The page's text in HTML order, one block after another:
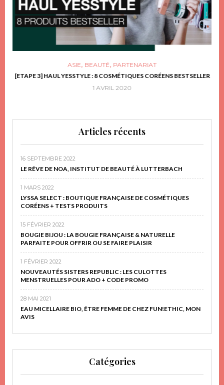
ASIE, BEAUTÉ, PARTENARIAT
[ETAPE 3] HAUL YESSTYLE : 8 COSMÉTIQUES CORÉENS BESTSELLER
1 AVRIL 2020
Articles récents
16 SEPTEMBRE 2022
LE RÊVE DE NOA, INSTITUT DE BEAUTÉ À LUTTERBACH
1 MARS 2022
LYSSA SELECT : BOUTIQUE FRANÇAISE DE COSMÉTIQUES
CORÉENS + TESTS PRODUITS
15 FÉVRIER 2022
BOUGIE BIJOU : LA BOUGIE FRANÇAISE & NATURELLE
PARFAITE POUR OFFRIR OU SE FAIRE PLAISIR
1 FÉVRIER 2022
NOUVEAUTÉS SISTERS REPUBLIC : LES CULOTTES
MENSTRUELLES POUR ADO + CODE PROMO
28 MAI 2021
EAU MICELLAIRE BIO, ÊTRE FEMME DE CHEZ FUN!ETHIC, MON
AVIS
Catégories